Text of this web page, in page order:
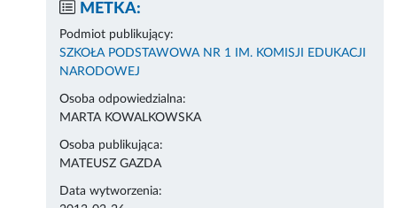
METKA:
Podmiot publikujący:
SZKOŁA PODSTAWOWA NR 1 IM. KOMISJI EDUKACJI
NARODOWEJ
Osoba odpowiedzialna:
MARTA KOWALKOWSKA
Osoba publikująca:
MATEUSZ GAZDA
Data wytworzenia: